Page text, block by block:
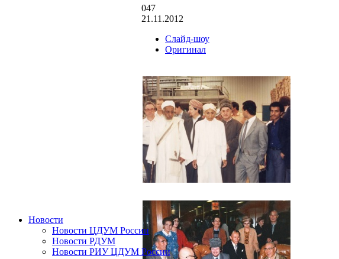
047
21.11.2012
Слайд-шоу
Оригинал
Новости
Новости ЦДУМ России
Новости РДУМ
Новости РИУ ЦДУМ России